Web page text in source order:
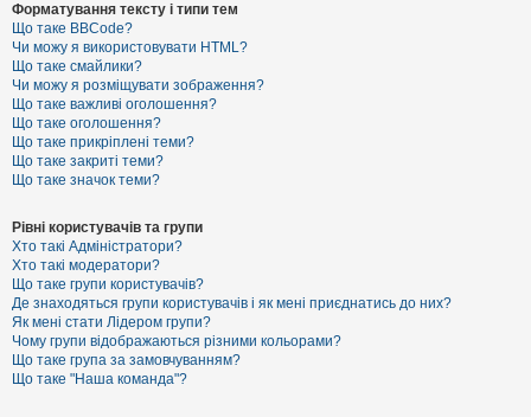
П
о
ш
у
к
Д
о
п
о
г
а
Форматування тексту і типи тем
Що таке BBCode?
Чи можу я використовувати HTML?
Що таке смайлики?
Чи можу я розміщувати зображення?
Що таке важливі оголошення?
Що таке оголошення?
Що таке прикріплені теми?
Що таке закриті теми?
Що таке значок теми?
Рівні користувачів та групи
Хто такі Адміністратори?
Хто такі модератори?
Що таке групи користувачів?
Де знаходяться групи користувачів і як мені приєднатись до них?
Як мені стати Лідером групи?
Чому групи відображаються різними кольорами?
Що таке група за замовчуванням?
Що таке "Наша команда"?